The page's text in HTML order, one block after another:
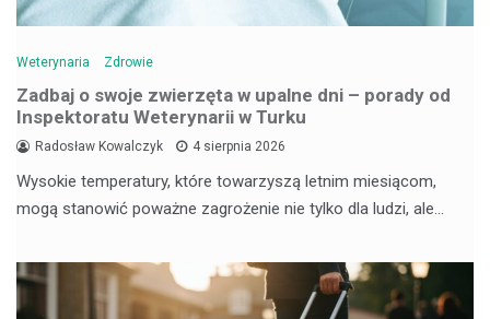
Weterynaria Zdrowie
Zadbaj o swoje zwierzęta w upalne dni – porady od
Inspektoratu Weterynarii w Turku
Radosław Kowalczyk 4 sierpnia 2026
Wysokie temperatury, które towarzyszą letnim miesiącom,
mogą stanowić poważne zagrożenie nie tylko dla ludzi, ale…